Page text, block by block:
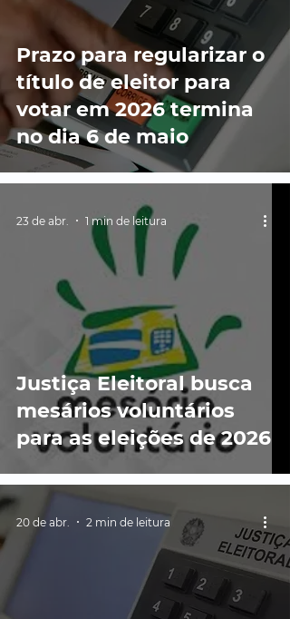
Prazo para regularizar o
título de eleitor para
votar em 2026 termina
no dia 6 de maio
Justiça Eleitoral busca
mesários voluntários
para as eleições de 2026
23 de abr. 1 min de leitura
20 de abr. 2 min de leitura